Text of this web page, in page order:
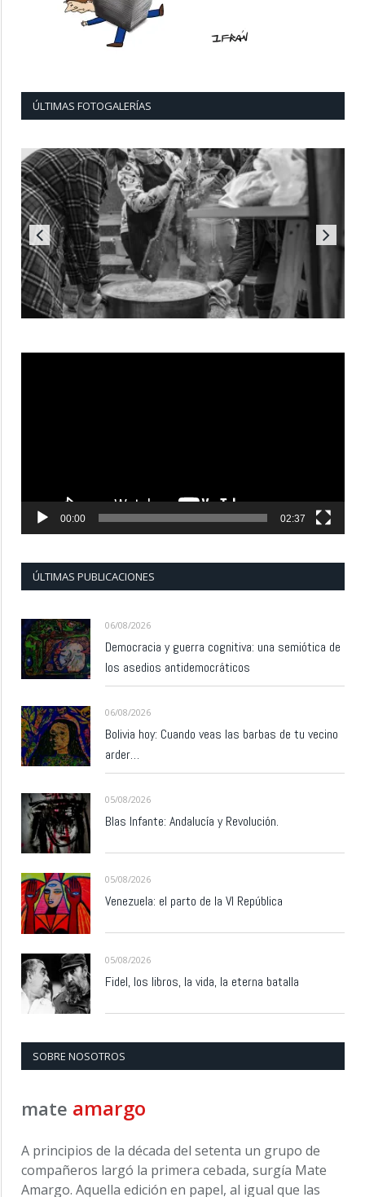
ÚLTIMAS FOTOGALERÍAS
00:00 02:37
ÚLTIMAS PUBLICACIONES
06/08/2026
Democracia y guerra cognitiva: una semiótica de
los asedios antidemocráticos
06/08/2026
Bolivia hoy: Cuando veas las barbas de tu vecino
arder…
05/08/2026
Blas Infante: Andalucía y Revolución.
05/08/2026
Venezuela: el parto de la VI República
05/08/2026
Fidel, los libros, la vida, la eterna batalla
SOBRE NOSOTROS
mate amargo
A principios de la década del setenta un grupo de
compañeros largó la primera cebada, surgía Mate
Amargo. Aquella edición en papel, al igual que las